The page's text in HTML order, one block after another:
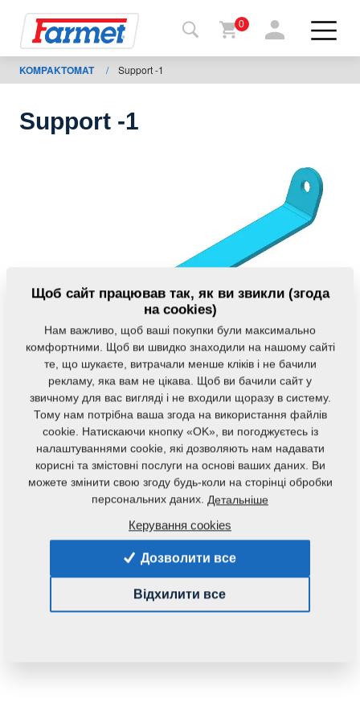
Назад
на
Магазин
0
KOMPAKTOMAT / Support -1
Support -1
Код продукту: 4014030
наступного обладнання:
KOMPAKTOMAT
0,3040 Кг
Щоб сайт працював так, як ви звикли (згода
на cookies)
Нам важливо, щоб ваші покупки були максимально
комфортними. Щоб ви швидко знаходили на нашому сайті
те, що шукаєте, витрачали менше кліків і не бачили
рекламу, яка вам не цікава. Щоб ви бачили сайт у
звичному для вас вигляді і не входили щоразу в систему.
Тому нам потрібна ваша згода на використання файлів
cookie. Натискаючи кнопку «OK», ви погоджуєтесь із
налаштуваннями cookie, які дозволяють нам надавати
корисні та змістовні послуги на основі ваших даних. Ви
можете змінити свою згоду будь-коли на сторінці обробки
персональних даних. Детальніше
Керування cookies
Дозволити все
Відхилити все